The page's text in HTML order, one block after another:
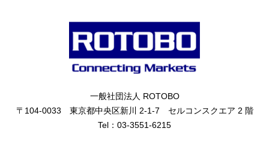
一般社団法人 ROTOBO
〒104-0033 東京都中央区新川 2-1-7 セルコンスクエア 2 階
Tel： 03-3551-6215